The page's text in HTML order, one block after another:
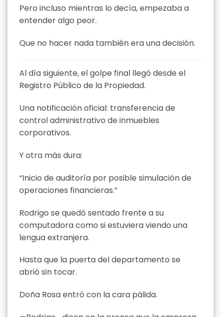
Pero incluso mientras lo decía, empezaba a
entender algo peor.
Que no hacer nada también era una decisión.
Al día siguiente, el golpe final llegó desde el
Registro Público de la Propiedad.
Una notificación oficial: transferencia de
control administrativo de inmuebles
corporativos.
Y otra más dura:
“Inicio de auditoría por posible simulación de
operaciones financieras.”
Rodrigo se quedó sentado frente a su
computadora como si estuviera viendo una
lengua extranjera.
Hasta que la puerta del departamento se
abrió sin tocar.
Doña Rosa entró con la cara pálida.